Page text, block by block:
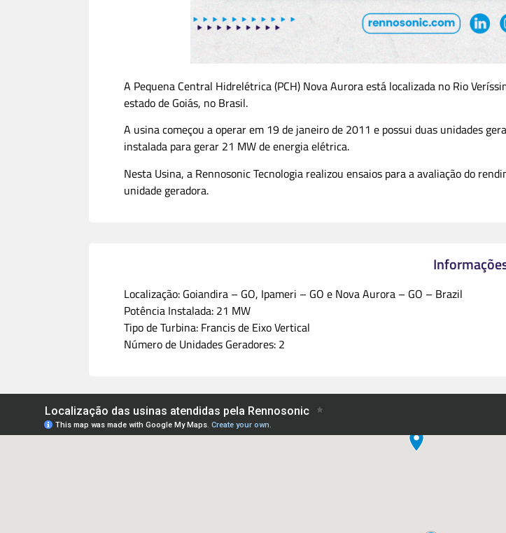
A Pequena Central Hidrelétrica (PCH) Nova Aurora está localizada no Rio
estado de Goiás, no Brasil.
A usina começou a operar em 19 de janeiro de 2011 e possui duas unidades
instalada para gerar 21 MW de energia elétrica.
Nesta Usina, a Rennosonic Tecnologia realizou ensaios para a avaliação do
unidade geradora.
Localização: Goiandira – GO, Ipameri – GO e Nova Aurora – GO – Brazil
Potência Instalada: 21 MW
Tipo de Turbina: Francis de Eixo Vertical
Número de Unidades Geradores: 2